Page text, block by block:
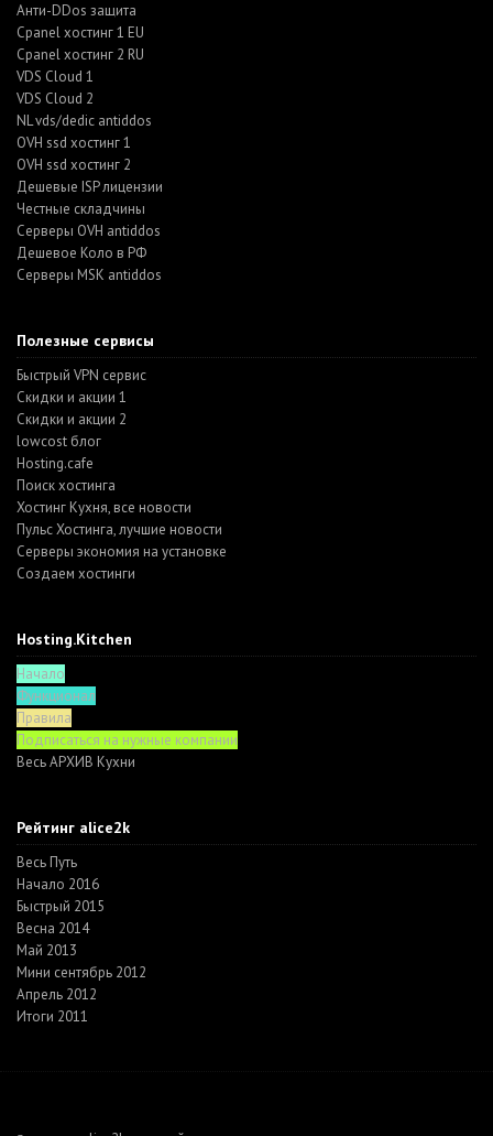
Анти-DDos защита
Cpanel хостинг 1 EU
Cpanel хостинг 2 RU
VDS Cloud 1
VDS Cloud 2
NL vds/dedic antiddos
OVH ssd хостинг 1
OVH ssd хостинг 2
Дешевые ISP лицензии
Честные складчины
Серверы OVH antiddos
Дешевое Коло в РФ
Серверы MSK antiddos
Полезные сервисы
Быстрый VPN сервис
Скидки и акции 1
Скидки и акции 2
lowcost блог
Hosting.cafe
Поиск хостинга
Хостинг Кухня, все новости
Пульс Хостинга, лучшие новости
Серверы экономия на установке
Создаем хостинги
Hosting.Kitchen
Начало
Функционал
Правила
Подписаться на нужные компании
Весь АРХИВ Кухни
Рейтинг alice2k
Весь Путь
Начало 2016
Быстрый 2015
Весна 2014
Май 2013
Мини сентябрь 2012
Апрель 2012
Итоги 2011